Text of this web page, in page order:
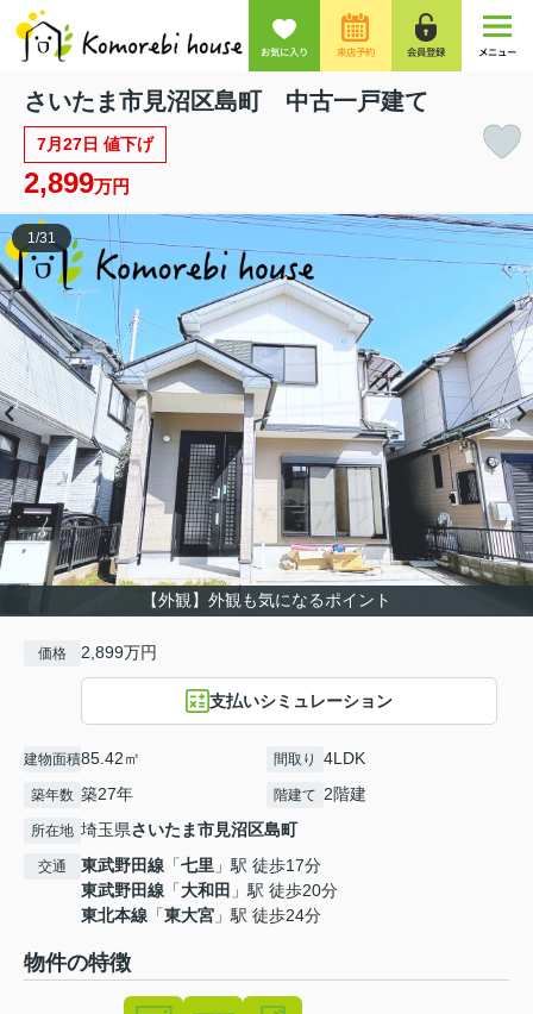
お気に入り 来店予約 会員登録 メニュー
さいたま市見沼区島町 中古一戸建て
7月27日 値下げ
2,899万円
【外観】外観も気になるポイント
1/31
価格 2,899万円
支払いシミュレーション
建物面積85.42㎡ 間取り 4LDK
築年数 築27年 階建て 2階建
所在地 埼玉県さいたま市見沼区島町
交通 東武野田線 「七里 」駅 徒歩17分
東武野田線 「大和田 」駅 徒歩20分
東北本線 「東大宮 」駅 徒歩24分
物件の特徴